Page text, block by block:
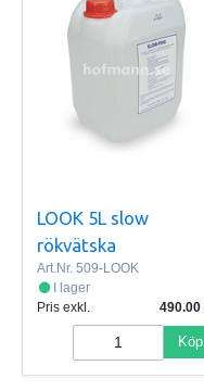
LOOK 5L slow
rökvätska
Art.Nr. 509-LOOK
I lager
Pris exkl.
490.00
Köp